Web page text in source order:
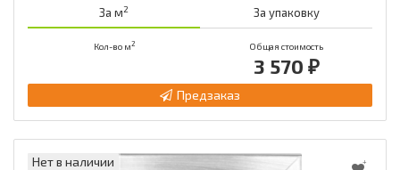
За м2 За упаковку
Кол-во м2 Общая стоимость
3 570 ₽
Предзаказ
Нет в наличии